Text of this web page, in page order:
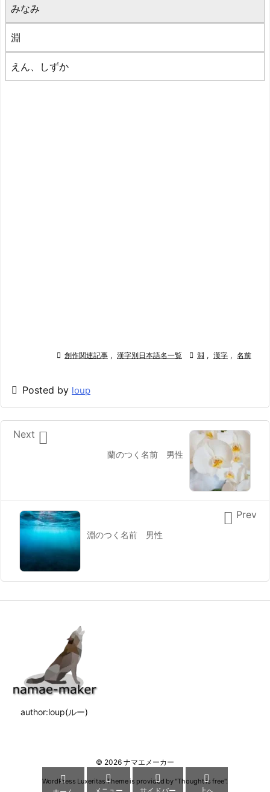
みなみ
淵
えん、しずか
 創作関連記事 , 漢字別日本語名一覧  淵 , 漢字 , 名前
 Posted by loup
蘭のつく名前 男性

Next
淵のつく名前 男性
 Prev
author:loup(ルー)
© 2026 ナマエメーカー
WordPress Luxeritas Theme is provided by "Thought is free".
   